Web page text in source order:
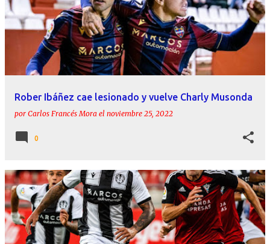
Rober Ibáñez cae lesionado y vuelve Charly Musonda
por Carlos Francés Mora el noviembre 25, 2022
0